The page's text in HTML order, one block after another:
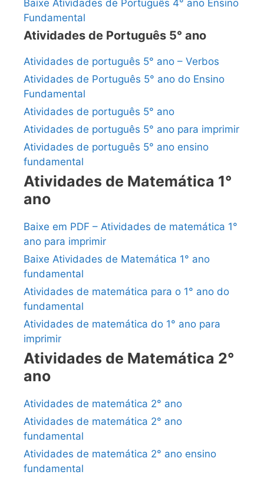
Baixe Atividades de Português 4° ano Ensino
Fundamental
Atividades de Português 5° ano
Atividades de português 5° ano – Verbos
Atividades de Português 5° ano do Ensino
Fundamental
Atividades de português 5° ano
Atividades de português 5° ano para imprimir
Atividades de português 5° ano ensino
fundamental
Atividades de Matemática 1°
ano
Baixe em PDF – Atividades de matemática 1°
ano para imprimir
Baixe Atividades de Matemática 1° ano
fundamental
Atividades de matemática para o 1° ano do
fundamental
Atividades de matemática do 1° ano para
imprimir
Atividades de Matemática 2°
ano
Atividades de matemática 2° ano
Atividades de matemática 2° ano
fundamental
Atividades de matemática 2° ano ensino
fundamental